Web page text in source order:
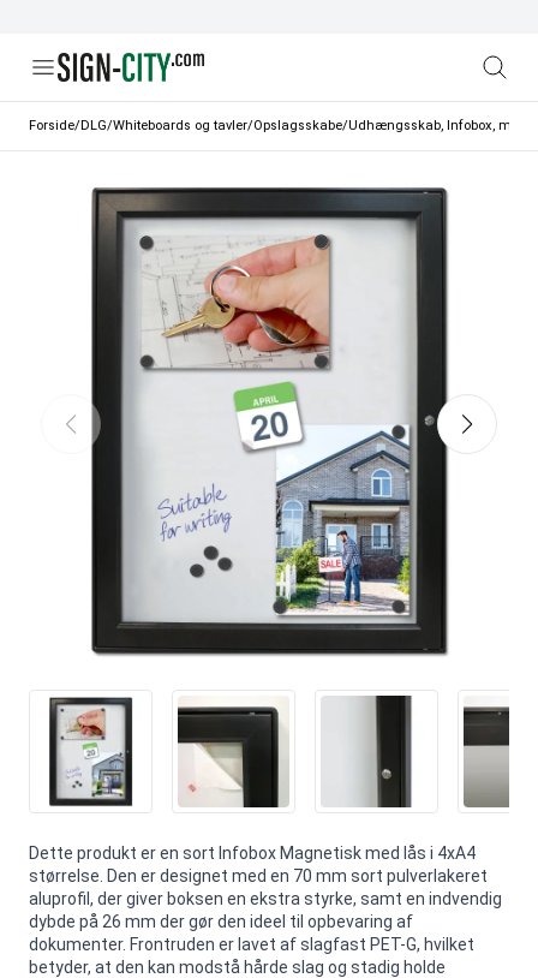
Forside/DLG/Whiteboards og tavler/Opslagsskabe/Udhængsskab, Infobox,
Dette produkt er en sort Infobox Magnetisk med lås i 4xA4
størrelse. Den er designet med en 70 mm sort pulverlakeret
aluprofil, der giver boksen en ekstra styrke, samt en indvendig
dybde på 26 mm der gør den ideel til opbevaring af
dokumenter. Frontruden er lavet af slagfast PET-G, hvilket
betyder, at den kan modstå hårde slag og stadig holde